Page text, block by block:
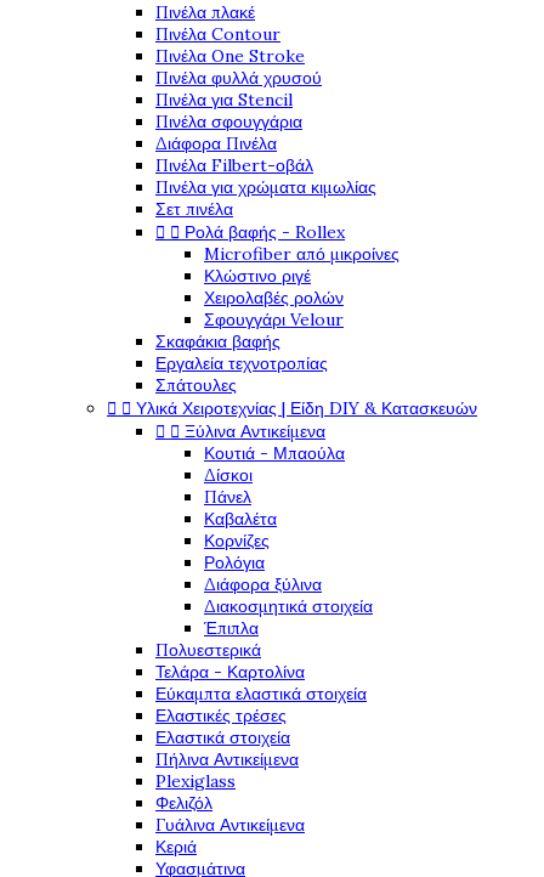
Πινέλα πλακέ
Πινέλα Contour
Πινέλα One Stroke
Πινέλα φυλλά χρυσού
Πινέλα για Stencil
Πινέλα σφουγγάρια
Διάφορα Πινέλα
Πινέλα Filbert-οβάλ
Πινέλα για χρώματα κιμωλίας
Σετ πινέλα
  Ρολά βαφής - Rollex
Microfiber από μικροίνες
Κλώστινο ριγέ
Χειρολαβές ρολών
Σφουγγάρι Velour
Σκαφάκια βαφής
Εργαλεία τεχνοτροπίας
Σπάτουλες
  Υλικά Χειροτεχνίας | Είδη DIY & Κατασκευών
  Ξύλινα Αντικείμενα
Κουτιά - Μπαούλα
Δίσκοι
Πάνελ
Καβαλέτα
Κορνίζες
Ρολόγια
Διάφορα ξύλινα
Διακοσμητικά στοιχεία
Έπιπλα
Πολυεστερικά
Τελάρα - Καρτολίνα
Εύκαμπτα ελαστικά στοιχεία
Ελαστικές τρέσες
Ελαστικά στοιχεία
Πήλινα Αντικείμενα
Plexiglass
Φελιζόλ
Γυάλινα Αντικείμενα
Κεριά
Υφασμάτινα